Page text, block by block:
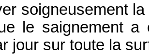
soigneusement
le saignement a
jour sur toute la